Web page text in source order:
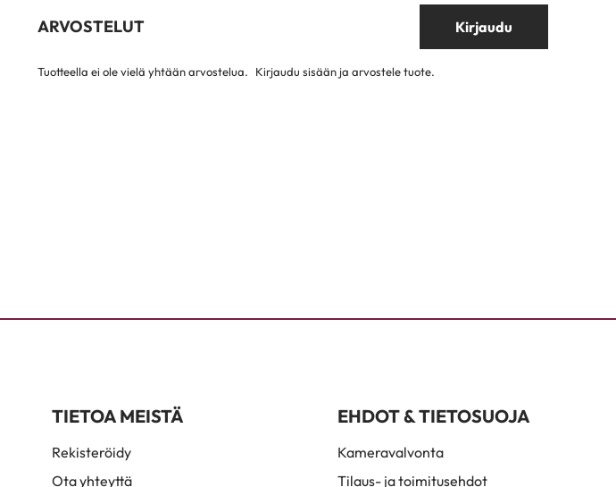
ARVOSTELUT Kirjaudu
Tuotteella ei ole vielä yhtään arvostelua. Kirjaudu sisään ja arvostele tuote.
TIETOA MEISTÄ
Rekisteröidy
Ota yhteyttä
EHDOT & TIETOSUOJA
Kameravalvonta
Tilaus- ja toimitusehdot